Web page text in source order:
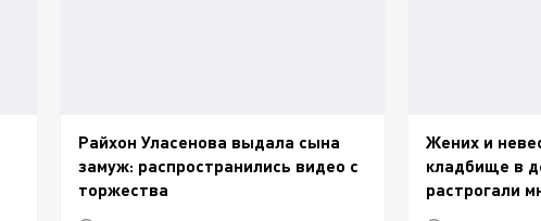
Райхон Уласенова выдала сына
замуж: распространились видео с
торжества
Жених и
кладбище в
растрогали